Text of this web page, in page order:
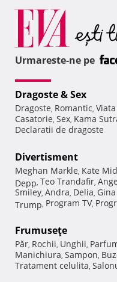
Urmareste-ne pe
Dragoste & Sex
Dragoste, Romantic,
Casatorie, Sex, Kama
Declaratii de dragoste
Divertisment
Meghan Markle, Kate
Depp, Teo Trandafir,
Smiley, Andra, Delia,
Trump, Program TV,
Frumuseţe
Păr, Rochii, Unghii,
Manichiura, Sampon,
Tratament celulita,